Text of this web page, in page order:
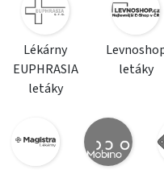
Lékárny
EUPHRASIA
letáky
letáky